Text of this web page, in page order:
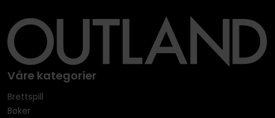
Våre kategorier
Brettspill
Bøker